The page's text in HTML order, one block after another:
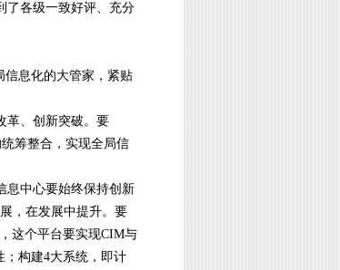
了各级一致好评、充分
信息化的大管家，紧贴
革、创新突破。要
筹整合，实现全局信
息中心要始终保持创新
，在发展中提升。要
这个平台要实现CIM与
；构建4大系统，即计